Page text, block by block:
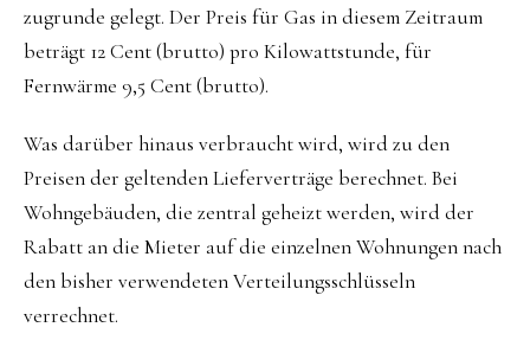
zugrunde gelegt. Der Preis für Gas in diesem Zeitraum
beträgt 12 Cent (brutto) pro Kilowattstunde, für
Fernwärme 9,5 Cent (brutto).
Was darüber hinaus verbraucht wird, wird zu den
Preisen der geltenden Lieferverträge berechnet. Bei
Wohngebäuden, die zentral geheizt werden, wird der
Rabatt an die Mieter auf die einzelnen Wohnungen nach
den bisher verwendeten Verteilungsschlüsseln
verrechnet.